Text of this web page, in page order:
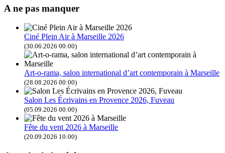
A ne pas manquer
Ciné Plein Air à Marseille 2026
(30.06.2026 00:00)
Art-o-rama, salon international d’art contemporain à Marseille
(28.08.2026 00:00)
Salon Les Écrivains en Provence 2026, Fuveau
(05.09.2026 00:00)
Fête du vent 2026 à Marseille
(20.09.2026 10:00)